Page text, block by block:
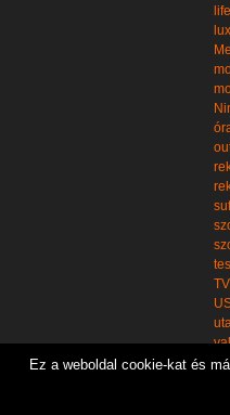
Ez a weboldal cookie-kat és